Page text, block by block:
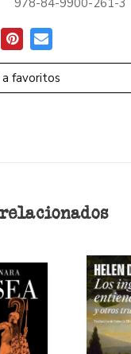
978-84-9900-261-3
favoritos